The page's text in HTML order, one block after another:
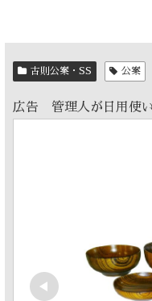
古則公案・SS 公案
広告 管理人が日用使い